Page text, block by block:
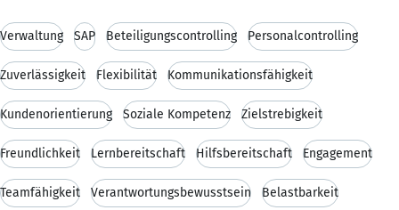
Verwaltung SAP Beteiligungscontrolling Personalcontrolling
Zuverlässigkeit Flexibilität Kommunikationsfähigkeit
Kundenorientierung Soziale Kompetenz Zielstrebigkeit
Freundlichkeit Lernbereitschaft Hilfsbereitschaft Engagement
Teamfähigkeit Verantwortungsbewusstsein Belastbarkeit